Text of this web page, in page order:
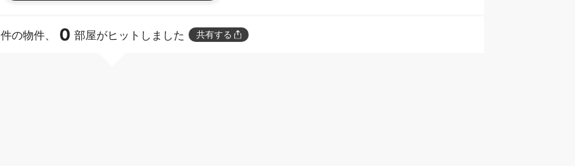
件の物件、 0 部屋がヒットしました 共有する